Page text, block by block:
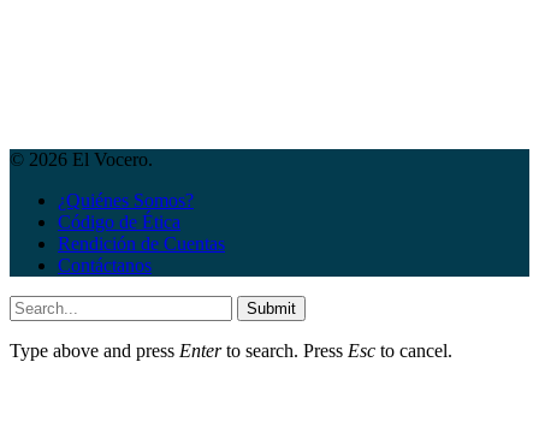
© 2026 El Vocero.
¿Quiénes Somos?
Código de Ética
Rendición de Cuentas
Contáctanos
Submit
Type above and press Enterto search. Press Esc to cancel.